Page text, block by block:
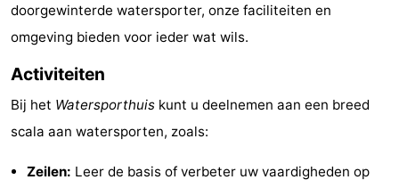
Vakantiehuizen
Oostduinkerke
aan
-
Westende
Last
doorgewinterde watersporter, onze faciliteiten en
omgeving bieden voor ieder wat wils.
Activiteiten
Bij het Watersporthuis kunt u deelnemen aan een breed
scala aan watersporten, zoals:
Zeilen: Leer de basis of verbeter uw vaardigheden op